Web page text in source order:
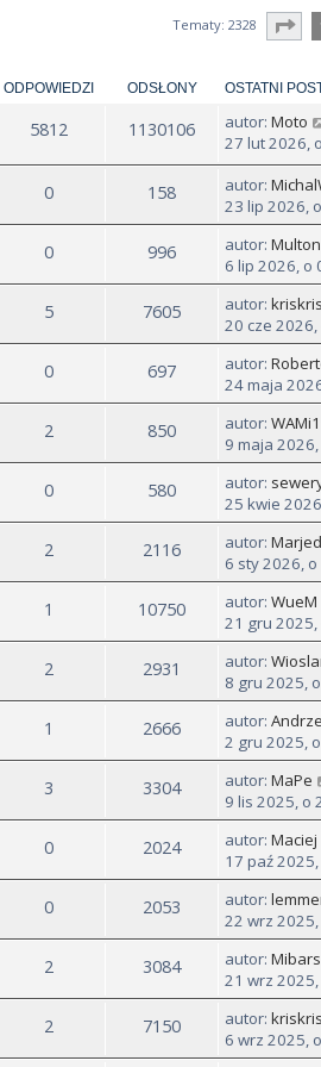
Tematy: 2328
ODPOWIEDZI ODSŁONY OSTATNI
5812 1130106 autor: Moto
27 lut 2026,
0 158 autor:
23 lip 2026,
0 996 autor: Multon
6 lip 2026, o
5 7605 autor:
20 cze 2026,
0 697 autor:
24 maja
2 850 autor:
9 maja
0 580 autor:
25 kwie
2 2116 autor: Marjed
6 sty 2026,
1 10750 autor: WueM
21 gru 2025,
2 2931 autor:
8 gru 2025,
1 2666 autor:
2 gru 2025,
3 3304 autor: MaPe
9 lis 2025, o
0 2024 autor: Maciej
17 paź
0 2053 autor:
22 wrz
2 3084 autor: Mibars
21 wrz
2 7150 autor:
6 wrz 2025,